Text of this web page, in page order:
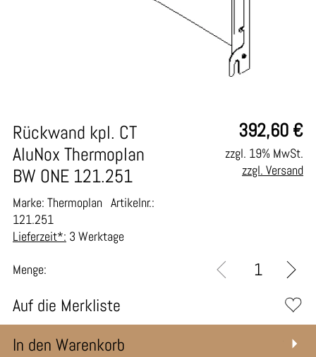
392,60 €
Rückwand kpl. CT
AluNox Thermoplan
BW ONE 121.251
Marke: Thermoplan Artikelnr.:
121.251
Lieferzeit*: 3 Werktage
zzgl. 19% MwSt.
zzgl. Versand
Menge:
Auf die Merkliste
In den Warenkorb